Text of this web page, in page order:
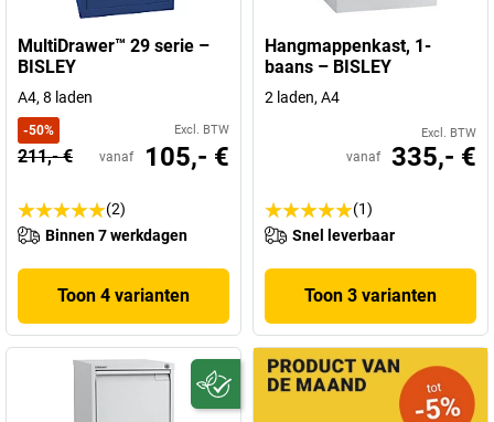
MultiDrawer™ 29 serie –
BISLEY
A4, 8 laden
-50% Excl. BTW
211,- € vanaf 105,- €
(2)
Binnen 7 werkdagen
Toon 4 varianten
Hangmappenkast, 1-
baans – BISLEY
2 laden, A4
Excl. BTW
vanaf 335,- €
(1)
Snel leverbaar
Toon 3 varianten